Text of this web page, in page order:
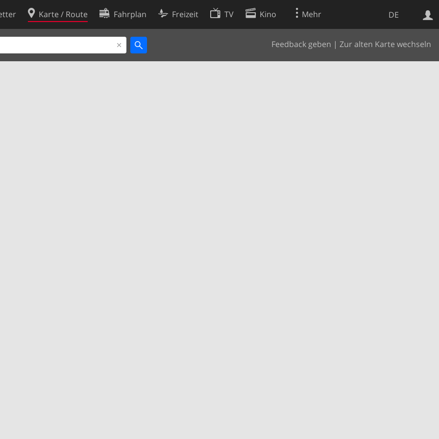
DE
Karte / Route Fahrplan Freizeit TV Kino Mehr
Feedback geben | Zur alten Karte wechseln
Websuche
Cookie-Richtlinie
Cookie-Einstellungen